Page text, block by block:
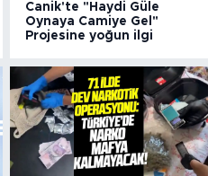
Canik'te "Haydi Güle
Oynaya Camiye Gel"
Projesine yoğun ilgi